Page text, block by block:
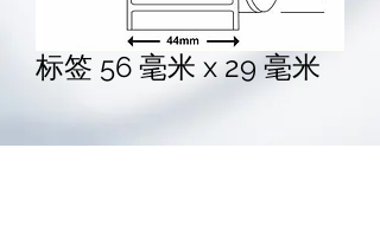
标签 56 毫米 x 29 毫米